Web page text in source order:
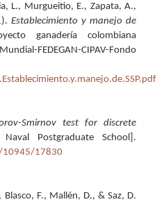
L., Murgueitio, E., Zapata, A.,
Establecimiento y manejo de
ganadería colombiana
FEDEGAN-CIPAV-Fondo
Smirnov test for discrete
Postgraduate School].
10945/17830
F., Mallén, D., & Saz, D.